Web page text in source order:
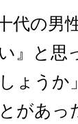
代の男
』と思
ょうか
があっ